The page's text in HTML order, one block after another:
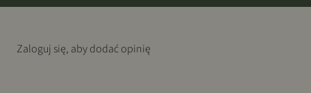
Zaloguj się, aby dodać opinię